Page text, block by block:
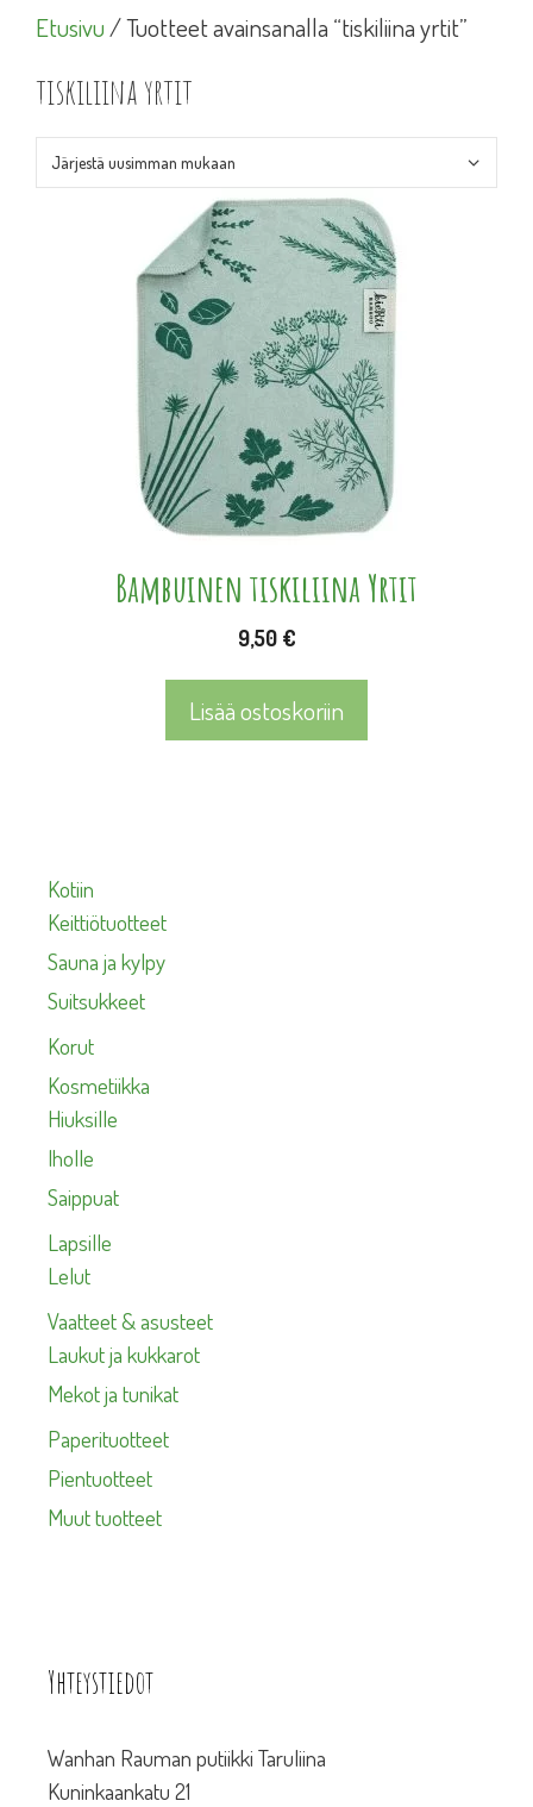
Etusivu/ Tuotteet avainsanalla “tiskiliina yrtit”
tiskiliina yrtit
Bambuinen tiskiliina Yrtit
9,50 €
Lisää ostoskoriin
Kotiin
Keittiötuotteet
Sauna ja kylpy
Suitsukkeet
Korut
Kosmetiikka
Hiuksille
Iholle
Saippuat
Lapsille
Lelut
Vaatteet & asusteet
Laukut ja kukkarot
Mekot ja tunikat
Paperituotteet
Pientuotteet
Muut tuotteet
Yhteystiedot
Wanhan Rauman putiikki Taruliina
Kuninkaankatu 21